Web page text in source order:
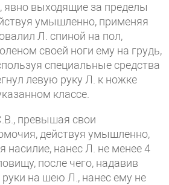
явно выходящие за пределы
умышленно, применяя
Л. спиной на пол,
своей ноги ему на грудь,
специальные средства
левую руку Л. к ножке
классе.
превышая свои
действуя умышленно,
насилие, нанес Л. не менее 4
после чего, надавив
на шею Л., нанес ему не